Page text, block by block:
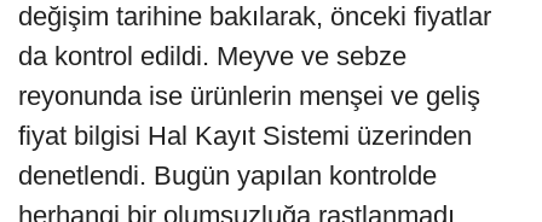
değişim tarihine bakılarak, önceki fiyatlar
da kontrol edildi. Meyve ve sebze
reyonunda ise ürünlerin menşei ve geliş
fiyat bilgisi Hal Kayıt Sistemi üzerinden
denetlendi. Bugün yapılan kontrolde
herhangi bir olumsuzluğa rastlanmadı.